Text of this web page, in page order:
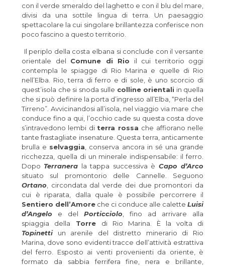
con il verde smeraldo del laghetto e con il blu del mare,
divisi da una sottile lingua di terra. Un paesaggio
spettacolare la cui singolare brillantezza conferisce non
poco fascino a questo territorio.
Il periplo della costa elbana si conclude con il versante
orientale del Comune di Rio il cui territorio oggi
contempla le spiagge di Rio Marina e quelle di Rio
nell’Elba. Rio, terra di ferro e di sole, è uno scorcio di
quest’isola che si snoda sulle colline orientali in quella
che si può definire la porta d’ingresso all’Elba, “Perla del
Tirreno”. Avvicinandosi all’isola, nel viaggio via mare che
conduce fino a qui, l’occhio cade su questa costa dove
s’intravedono lembi di terra rossa che affiorano nelle
tante frastagliate insenature. Questa terra, anticamente
brulla e selvaggia , conserva ancora in sé una grande
ricchezza, quella di un minerale indispensabile: il ferro.
Dopo Terranera la tappa successiva è Capo d’Arco
situato sul promontorio delle Cannelle. Seguono
Ortano , circondata dal verde dei due promontori da
cui è riparata, dalla quale è possibile percorrere il
Sentiero dell’Amore che ci conduce alle calette Luisi
d’Angelo e del Porticciolo , fino ad arrivare alla
spiaggia della Torre di Rio Marina. È la volta di
Topinettiun arenile del distretto minerario di Rio
Marina, dove sono evidenti tracce dell’attività estrattiva
del ferro. Esposto ai venti provenienti da oriente, è
formato da sabbia ferrifera fine, nera e brillante,